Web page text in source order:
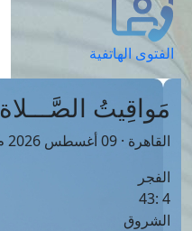
الفتوى الهاتفية
مَواقِيتُ الصَّـــلاة
القاهرة · 09 أغسطس 2026 م
الفجر
4 :43
الشروق